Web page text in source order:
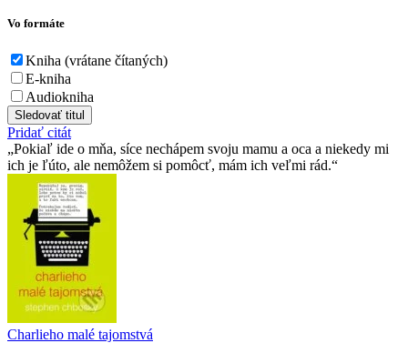
Vo formáte
Kniha (vrátane čítaných)
E-kniha
Audiokniha
Sledovať titul
Pridať citát
Pokiaľ ide o mňa, síce nechápem svoju mamu a oca a niekedy mi
ich je ľúto, ale nemôžem si pomôcť, mám ich veľmi rád.
Charlieho malé tajomstvá